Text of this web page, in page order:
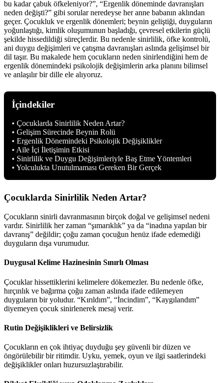
bu kadar çabuk öfkeleniyor?”, “Ergenlik döneminde davranışları
neden değişti?” gibi sorular neredeyse her anne babanın aklından
geçer. Çocukluk ve ergenlik dönemleri; beynin geliştiği, duyguların
yoğunlaştığı, kimlik oluşumunun başladığı, çevresel etkilerin güçlü
şekilde hissedildiği süreçlerdir. Bu nedenle sinirlilik, öfke kontrolü,
ani duygu değişimleri ve çatışma davranışları aslında gelişimsel bir
dil taşır. Bu makalede hem çocukların neden sinirlendiğini hem de
ergenlik dönemindeki psikolojik değişimlerin arka planını bilimsel
ve anlaşılır bir dille ele alıyoruz.
İçindekiler
• Çocuklarda Sinirlilik Neden Artar?
• Gelişim Sürecinde Beynin Rolü
• Ergenlik Dönemindeki Psikolojik Değişiklikler
• Aile İçi İletişimin Etkisi
• Sinirlilik ve Duygu Değişimleriyle Baş Etme Yöntemleri
• Yolculukta Unutulmaması Gereken Bir Gerçek
Çocuklarda Sinirlilik Neden Artar?
Çocukların sinirli davranmasının birçok doğal ve gelişimsel nedeni
vardır. Sinirlilik her zaman “şımarıklık” ya da “inadına yapılan bir
davranış” değildir; çoğu zaman çocuğun henüz ifade edemediği
duyguların dışa vurumudur.
Duygusal Kelime Hazinesinin Sınırlı Olması
Çocuklar hissettiklerini kelimelere dökemezler. Bu nedenle öfke,
hırçınlık ve bağırma çoğu zaman aslında ifade edilemeyen
duyguların bir yoludur. “Kırıldım”, “İncindim”, “Kaygılandım”
diyemeyen çocuk sinirlenerek mesaj verir.
Rutin Değişiklikleri ve Belirsizlik
Çocukların en çok ihtiyaç duyduğu şey güvenli bir düzen ve
öngörülebilir bir ritimdir. Uyku, yemek, oyun ve ilgi saatlerindeki
değişiklikler onları huzursuzlaştırabilir.